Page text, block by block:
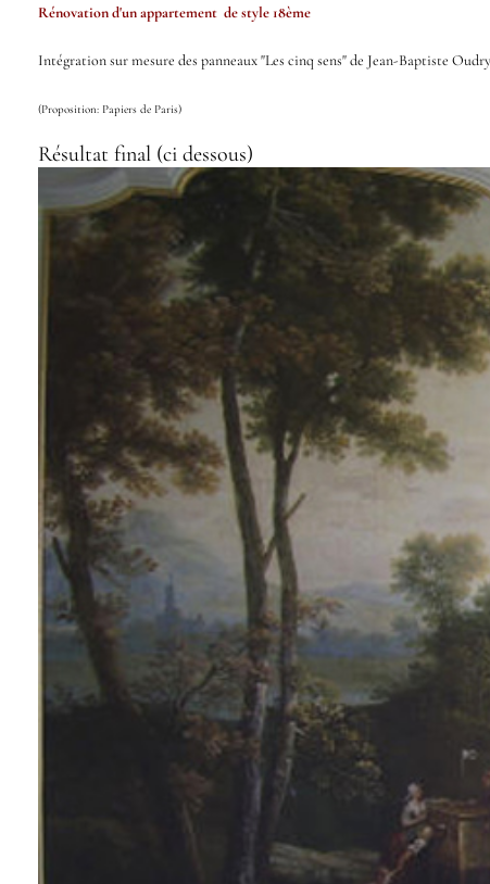
Rénovation d'un appartement de style 18ème
Intégration sur mesure des panneaux "Les cinq sens" de Jean-Baptiste
(Proposition: Papiers de Paris)
Résultat final (ci dessous)